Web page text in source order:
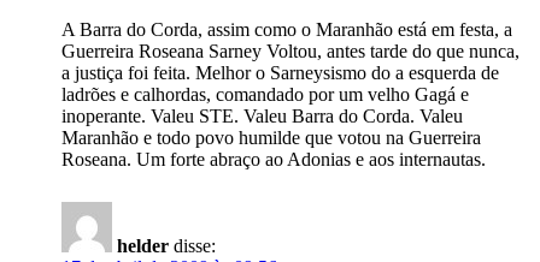
A Barra do Corda, assim como o Maranhão está em festa, a
Guerreira Roseana Sarney Voltou, antes tarde do que nunca,
a justiça foi feita. Melhor o Sarneysismo do a esquerda de
ladrões e calhordas, comandado por um velho Gagá e
inoperante. Valeu STE. Valeu Barra do Corda. Valeu
Maranhão e todo povo humilde que votou na Guerreira
Roseana. Um forte abraço ao Adonias e aos internautas.
helder disse: